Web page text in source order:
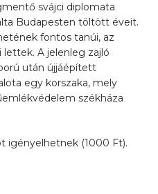
svájci diplomata
Budapesten töltött éveit.
fontos tanúi, az
A jelenleg zajló
után újjáépített
egy korszaka, mely
székháza
igényelhetnek (1000 Ft).